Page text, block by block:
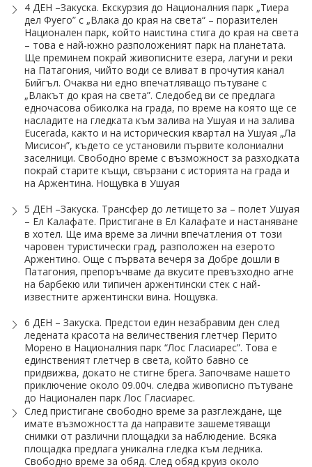
4 ДЕН –Закуска. Екскурзия до Националния парк „Тиера
дел Фуего” с „Влака до края на света“ – поразителен
Национален парк, който наистина стига до края на света
– това е най-южно разположеният парк на планетата.
Ще преминем покрай живописните езера, лагуни и реки
на Патагония, чийто води се вливат в прочутия канал
Бийгъл. Очаква ни едно впечатляващо пътуване с
„Влакът до края на света”. Следобед ви се предлага
едночасова обиколка на града, по време на която ще се
насладите на гледката към залива на Ушуая и на залива
Eucerada, както и на историческия квартал на Ушуая „Ла
Мисисон”, където се установили първите колониални
заселници. Свободно време с възможност за разходката
покрай старите къщи, свързани с историята на града и
на Аржентина. Нощувка в Ушуая
5 ДЕН –Закуска. Трансфер до летището за – полет Ушуая
– Ел Калафате. Пристигане в Ел Калафате и настаняване
в хотел. Ще има време за лични впечатления от този
чаровен туристически град, разположен на езерото
Аржентино. Още с първата вечеря за Добре дошли в
Патагония, препоръчваме да вкусите превъзходно агне
на барбекю или типичен аржентински стек с най-
известните аржентински вина. Нощувка.
6 ДЕН – Закуска. Предстои един незабравим ден след
ледената красота на величествения глетчер Перито
Морено в Националния парк “Лос Гласиарес”. Това е
единственият глетчер в света, който бавно се
придвижва, докато не стигне брега. Започваме нашето
приключение около 09.00ч. следва живописно пътуване
до Национален парк Лос Гласиарес.
След пристигане свободно време за разглеждане, ще
имате възможността да направите зашеметяващи
снимки от различни площадки за наблюдение. Всяка
площадка предлага уникална гледка към ледника.
Свободно време за обяд. След обяд круиз около